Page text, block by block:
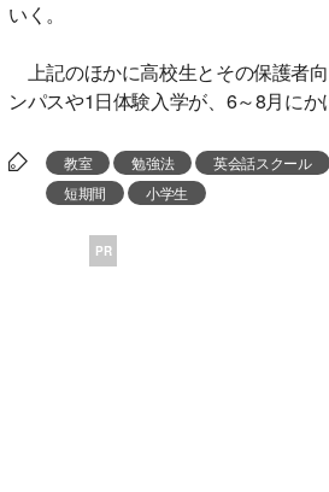
いく。
上記のほかに高校生とその保護者
ンパスや1日体験入学が、6～8月にか
教室 勉強法 英会話スクール
短期間
小学生
PR